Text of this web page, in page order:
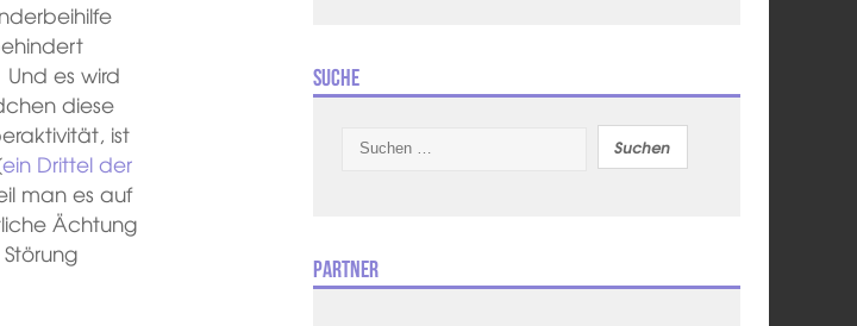
es wird
diese
ist
ein Drittel der
man es auf
Ächtung
Suche
nach:
Partner